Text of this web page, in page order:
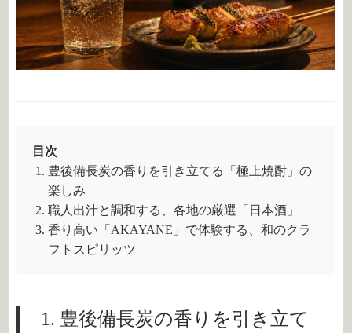
目次
豊後備長炭の香りを引き立てる「極上焼酎」の
楽しみ
職人出汁と調和する、各地の厳選「日本酒」
香り高い「AKAYANE」で体験する、和のクラ
フトスピリッツ
1. 豊後備長炭の香りを引き立て